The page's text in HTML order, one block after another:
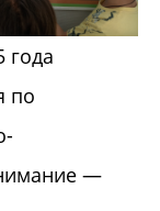
года
по
—